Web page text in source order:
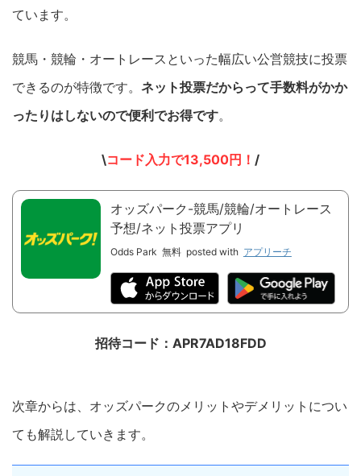
ています。
競馬・競輪・オートレースといった幅広い公営競技に投票
できるのが特徴です。 ネット投票だからって手数料がかか
ったりはしないので便利でお得です。
\コード入力で13,500円！ /
オッズパーク-競馬/競輪/オートレース
予想/ネット投票アプリ
Odds Park 無料 posted with アプリーチ
招待コード：APR7AD18FDD
次章からは、オッズパークのメリットやデメリットについ
ても解説していきます。